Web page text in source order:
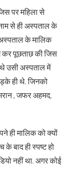
पर महिला से
से ही अस्पताल के
के मालिक
कर पूछताछ की जिस
उसी अस्पताल में
ही थे. जिनको
, जफर अहमद,
ही मालिक को क्यों
बाद ही स्पष्ट हो
नहीं था. अगर कोई